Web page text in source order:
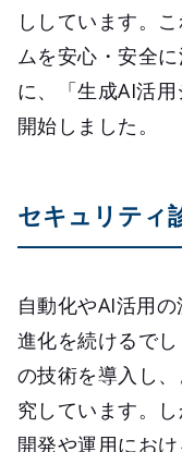
ししています。
ムを安心・安全
に、「生成AI活
開始しました。
セキュリティ
自動化やAI活用
進化を続けるで
の技術を導入し
究しています。
開発や運用にお